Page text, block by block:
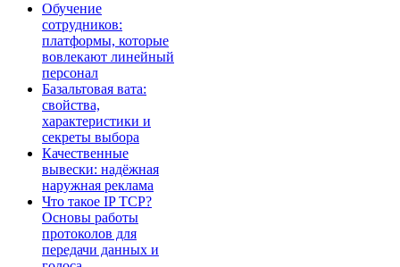
Обучение
сотрудников:
платформы, которые
вовлекают линейный
персонал
Базальтовая вата:
свойства,
характеристики и
секреты выбора
Качественные
вывески: надёжная
наружная реклама
Что такое IP TCP?
Основы работы
протоколов для
передачи данных и